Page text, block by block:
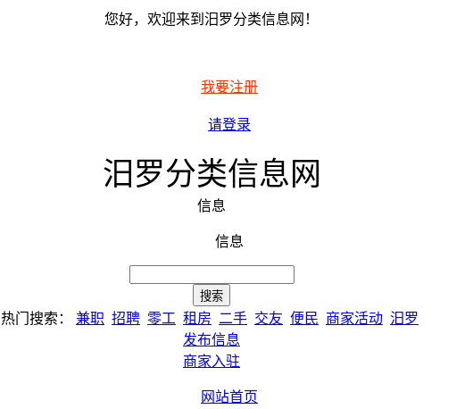
您好，欢迎来到汨罗分类信息网！
我要注册
请登录
汨罗分类信息网
信息
信息
热门搜索： 兼职 招聘 零工 租房 二手 交友 便民 商家活动 汨罗
发布信息
商家入驻
网站首页